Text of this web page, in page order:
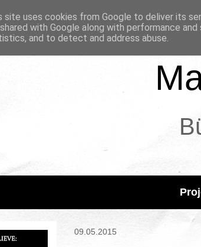
09.05.2015
site uses cookies from Google to deliver its
with Google along with performance
and to detect and address abuse.